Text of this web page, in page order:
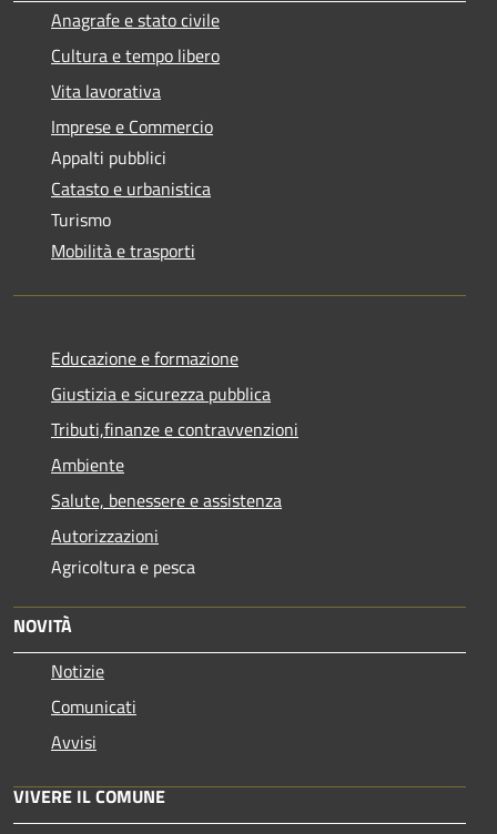
Anagrafe e stato civile
Cultura e tempo libero
Vita lavorativa
Imprese e Commercio
Appalti pubblici
Catasto e urbanistica
Turismo
Mobilità e trasporti
Educazione e formazione
Giustizia e sicurezza pubblica
Tributi,finanze e contravvenzioni
Ambiente
Salute, benessere e assistenza
Autorizzazioni
Agricoltura e pesca
NOVITÀ
Notizie
Comunicati
Avvisi
VIVERE IL COMUNE